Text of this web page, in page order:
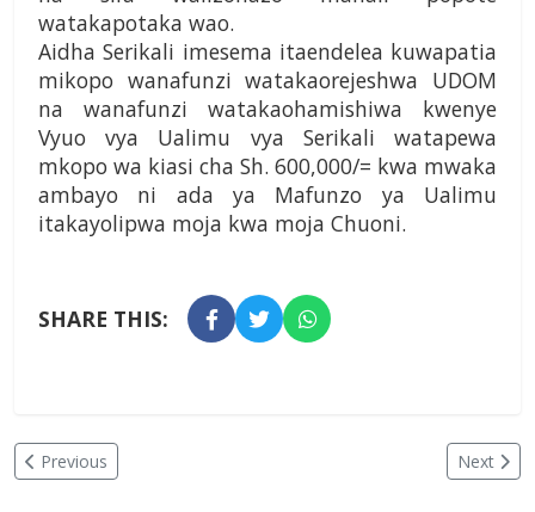
watakapotaka wao.
Aidha Serikali imesema itaendelea kuwapatia
mikopo wanafunzi watakaorejeshwa UDOM
na wanafunzi watakaohamishiwa kwenye
Vyuo vya Ualimu vya Serikali watapewa
mkopo wa kiasi cha Sh. 600,000/= kwa mwaka
ambayo ni ada ya Mafunzo ya Ualimu
itakayolipwa moja kwa moja Chuoni.
SHARE THIS:
Previous Next